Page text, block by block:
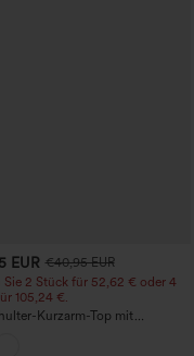
EUR €40,95 EUR
Sie 2 Stück für 52,62 € oder 4
105,24 €.
Kurzarm-Top mit
High-Low-Saum,
BH, gepunktet, lässig